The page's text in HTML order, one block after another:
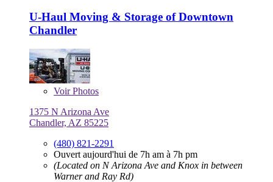
U-Haul Moving & Storage of Downtown
Chandler
VoirPhotos
1375 N Arizona Ave
Chandler, AZ 85225
(480) 821-2291
Ouvert aujourd'hui de 7h am à 7h pm
(Located on N Arizona Ave and Knox in between
Warner and Ray Rd)